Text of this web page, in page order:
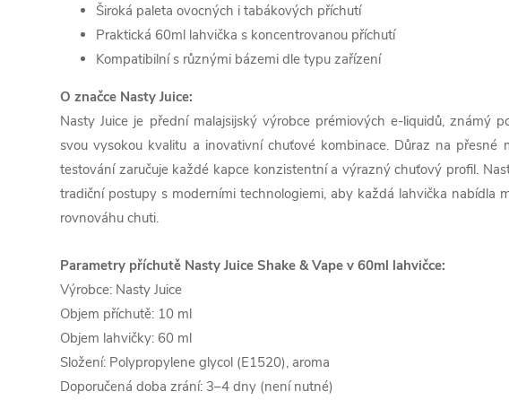
Široká paleta ovocných i tabákových příchutí
Praktická 60ml lahvička s koncentrovanou příchutí
Kompatibilní s různými bázemi dle typu zařízení
O značce Nasty Juice:
Nasty Juice je přední malajsijský výrobce prémiových e-liquidů, známý
svou vysokou kvalitu a inovativní chuťové kombinace. Důraz na přesné
testování zaručuje každé kapce konzistentní a výrazný chuťový profil.
tradiční postupy s moderními technologiemi, aby každá lahvička nabídla
rovnováhu chuti.
Parametry příchutě Nasty Juice Shake & Vape v 60ml lahvičce:
Výrobce: Nasty Juice
Objem příchutě: 10 ml
Objem lahvičky: 60 ml
Složení: Polypropylene glycol (E1520), aroma
Doporučená doba zrání: 3–4 dny (není nutné)